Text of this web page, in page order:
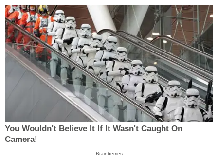
You Wouldn't Believe It If It Wasn't Caught On
Camera!
Brainberries